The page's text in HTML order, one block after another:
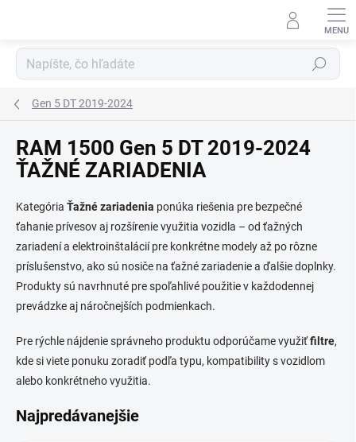
Hľadať
Gen 5 DT 2019-2024
RAM 1500 Gen 5 DT 2019-2024
ŤAŽNÉ ZARIADENIA
Kategória Ťažné zariadenia ponúka riešenia pre bezpečné
ťahanie prívesov aj rozšírenie využitia vozidla – od ťažných
zariadení a elektroinštalácií pre konkrétne modely až po rôzne
príslušenstvo, ako sú nosiče na ťažné zariadenie a ďalšie doplnky.
Produkty sú navrhnuté pre spoľahlivé použitie v každodennej
prevádzke aj náročnejších podmienkach.
Pre rýchle nájdenie správneho produktu odporúčame využiťfiltre,
kde si viete ponuku zoradiť podľa typu, kompatibility s vozidlom
alebo konkrétneho využitia.
Najpredávanejšie